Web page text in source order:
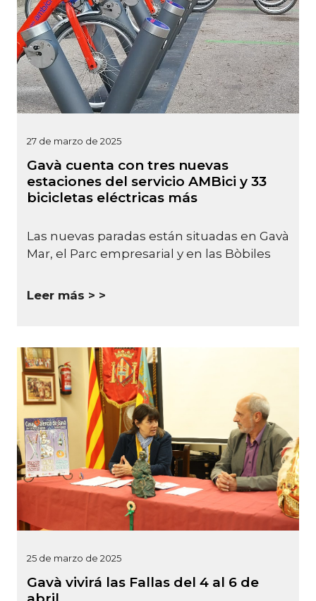
27 de marzo de 2025
Gavà cuenta con tres nuevas
estaciones del servicio AMBici y 33
bicicletas eléctricas más
Las nuevas paradas están situadas en Gavà
Mar, el Parc empresarial y en las Bòbiles
Leer más >
25 de marzo de 2025
Gavà vivirá las Fallas del 4 al 6 de